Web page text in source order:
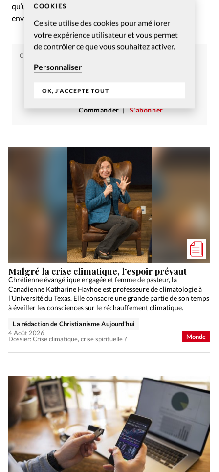
COOKIES
Ce site utilise des cookies pour améliorer
votre expérience utilisateur et vous permet
de contrôler ce que vous souhaitez activer.
Personnaliser
OK, J'ACCEPTE TOUT
qu’une vérification des identités, les législateurs
envisagent de mieux promouvoir le contrôle parental.
CHRISTIANISME AUJOURD'HUI
Article tiré du numéro
Novembre 2023
Commander S’abonner
Monde
Malgré la crise climatique, l’espoir prévaut
Chrétienne évangélique engagée et femme de pasteur, la
Canadienne Katharine Hayhoe est professeure de climatologie à
l’Université du Texas. Elle consacre une grande partie de son temps
à éveiller les consciences sur le réchauffement climatique.
Dossier: Crise climatique, crise spirituelle ?
La rédaction de Christianisme Aujourd'hui
4 Août 2026